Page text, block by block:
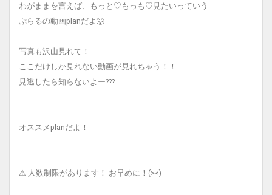
わがままを言えば、もっと♡もっも♡見たいっていう
ぷらるの動画planだよ🐺
写真も沢山見れて！
ここだけしか見れない動画が見れちゃう！！
見逃したら知らないよー???
オススメplanだよ！
⚠︎ 人数制限があります！ お早めに！(><)